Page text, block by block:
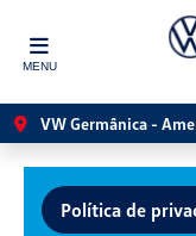
MENU
VW Germânica -
Política de